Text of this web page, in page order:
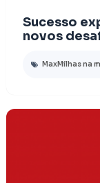
Sucesso
novos
MaxMilhas na